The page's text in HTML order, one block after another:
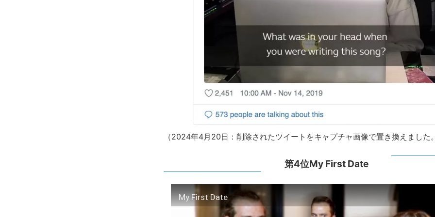
（2024年4月20日：削除されたツイートをキャプチャ画像で置き換えました
第4位My First Date
My First Date